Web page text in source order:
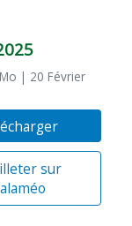
| 20 Février
sur